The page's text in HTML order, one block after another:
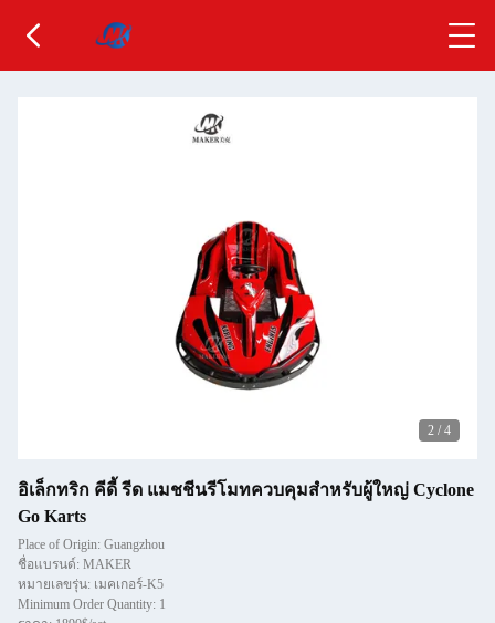
2 / 4
อิเล็กทริก คีดี้ รีด แมชชีนรีโมทควบคุมสําหรับผู้ใหญ่ Cyclone
Go Karts
Place of Origin: Guangzhou
ชื่อแบรนด์: MAKER
หมายเลขรุ่น: เมคเกอร์-K5
Minimum Order Quantity: 1